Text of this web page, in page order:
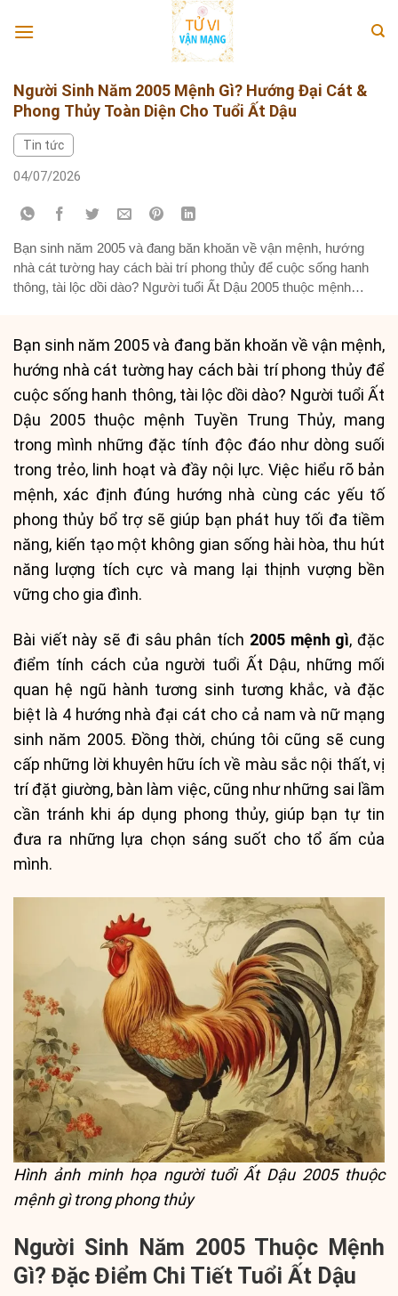
Người Sinh Năm 2005 Mệnh Gì? Hướng Đại Cát &
Phong Thủy Toàn Diện Cho Tuổi Ất Dậu
Tin tức
04/07/2026
Bạn sinh năm 2005 và đang băn khoăn về vận mệnh, hướng
nhà cát tường hay cách bài trí phong thủy để cuộc sống hanh
thông, tài lộc dồi dào? Người tuổi Ất Dậu 2005 thuộc mệnh
Bạn sinh năm 2005 và đang băn khoăn về vận mệnh,
hướng nhà cát tường hay cách bài trí phong thủy để
cuộc sống hanh thông, tài lộc dồi dào? Người tuổi Ất
Dậu 2005 thuộc mệnh Tuyền Trung Thủy, mang
trong mình những đặc tính độc đáo như dòng suối
trong trẻo, linh hoạt và đầy nội lực. Việc hiểu rõ bản
mệnh, xác định đúng hướng nhà cùng các yếu tố
phong thủy bổ trợ sẽ giúp bạn phát huy tối đa tiềm
năng, kiến tạo một không gian sống hài hòa, thu hút
năng lượng tích cực và mang lại thịnh vượng bền
vững cho gia đình.
Bài viết này sẽ đi sâu phân tích 2005 mệnh gì, đặc
điểm tính cách của người tuổi Ất Dậu, những mối
quan hệ ngũ hành tương sinh tương khắc, và đặc
biệt là 4 hướng nhà đại cát cho cả nam và nữ mạng
sinh năm 2005. Đồng thời, chúng tôi cũng sẽ cung
cấp những lời khuyên hữu ích về màu sắc nội thất, vị
trí đặt giường, bàn làm việc, cũng như những sai lầm
cần tránh khi áp dụng phong thủy, giúp bạn tự tin
đưa ra những lựa chọn sáng suốt cho tổ ấm của
mình.
Hình ảnh minh họa người tuổi Ất Dậu 2005 thuộc
mệnh gì trong phong thủy
Người Sinh Năm 2005 Thuộc Mệnh
Gì? Đặc Điểm Chi Tiết Tuổi Ất Dậu